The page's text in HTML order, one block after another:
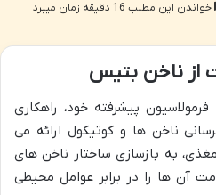
خواندن این مطلب 16 دقیقه زمان میبرد
از ناخن بتیس
پیشرفته خود، راهکاری
ناخن ها و کوتیکول ارائه می
به بازسازی ساختار ناخن های
آن ها را در برابر عوامل محیطی